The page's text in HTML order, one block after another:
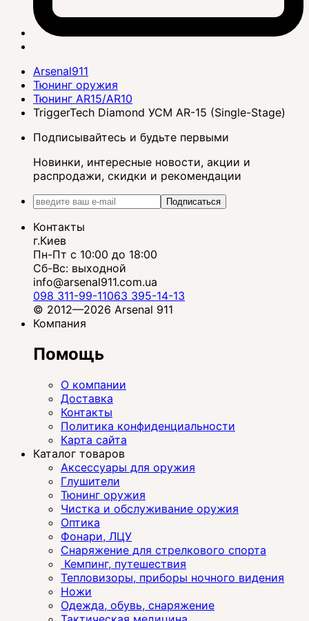
Arsenal911
Тюнинг оружия
Тюнинг AR15/AR10
TriggerTech Diamond УСМ AR-15 (Single-Stage)
Подписывайтесь и будьте первыми
Новинки, интересные новости, акции и
распродажи, скидки и рекомендации
Подписаться
Контакты
г.Киев
Пн-Пт с 10:00 до 18:00
Сб-Вс: выходной
info@arsenal911.com.ua
098 311-99-11063 395-14-13
© 2012—2026 Arsenal 911
Компания
Помощь
О компании
Доставка
Контакты
Политика конфиденциальности
Карта сайта
Каталог товаров
Аксессуары для оружия
Глушители
Тюнинг оружия
Чистка и обслуживание оружия
Оптика
Фонари, ЛЦУ
Снаряжение для стрелкового спорта
Кемпинг, путешествия
Тепловизоры, приборы ночного видения
Ножи
Одежда, обувь, снаряжение